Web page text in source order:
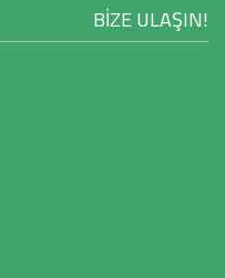
BİZE ULAŞIN!